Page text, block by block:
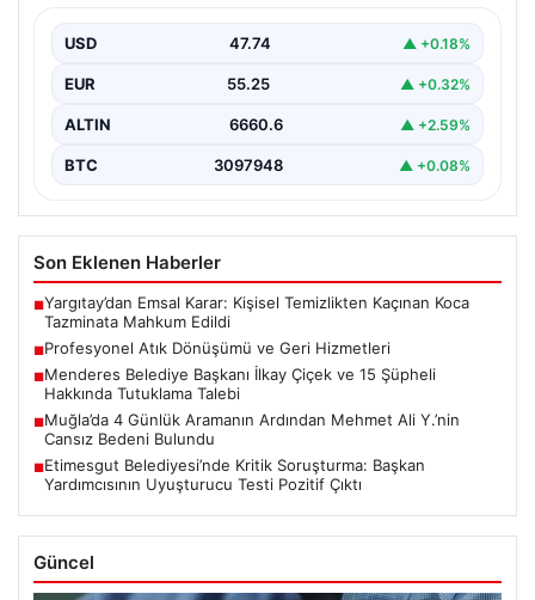
envanterlerini belirli periyotlarla güncellemektedir.
Yapılan yenileme süreçlerinde boşta…
USD 47.74 ▲ +0.18%
EUR 55.25 ▲ +0.32%
ALTIN 6660.6 ▲ +2.59%
BTC 3097948 ▲ +0.08%
Son Eklenen Haberler
■Yargıtay’dan Emsal Karar: Kişisel Temizlikten Kaçınan Koca
Tazminata Mahkum Edildi
■Profesyonel Atık Dönüşümü ve Geri Hizmetleri
■Menderes Belediye Başkanı İlkay Çiçek ve 15 Şüpheli
Hakkında Tutuklama Talebi
■Muğla’da 4 Günlük Aramanın Ardından Mehmet Ali Y.’nin
Cansız Bedeni Bulundu
■Etimesgut Belediyesi’nde Kritik Soruşturma: Başkan
Yardımcısının Uyuşturucu Testi Pozitif Çıktı
Güncel